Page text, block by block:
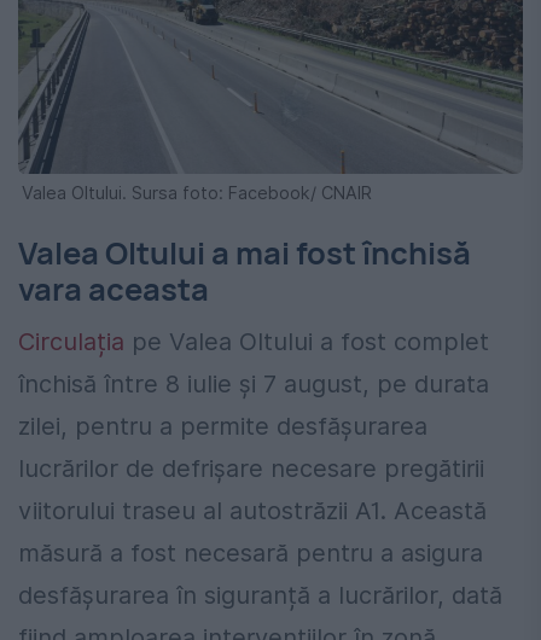
Valea Oltului. Sursa foto: Facebook/ CNAIR
Valea Oltului a mai fost închisă
vara aceasta
Circulația pe Valea Oltului a fost complet
închisă între 8 iulie și 7 august, pe durata
zilei, pentru a permite desfășurarea
lucrărilor de defrișare necesare pregătirii
viitorului traseu al autostrăzii A1. Această
măsură a fost necesară pentru a asigura
desfășurarea în siguranță a lucrărilor, dată